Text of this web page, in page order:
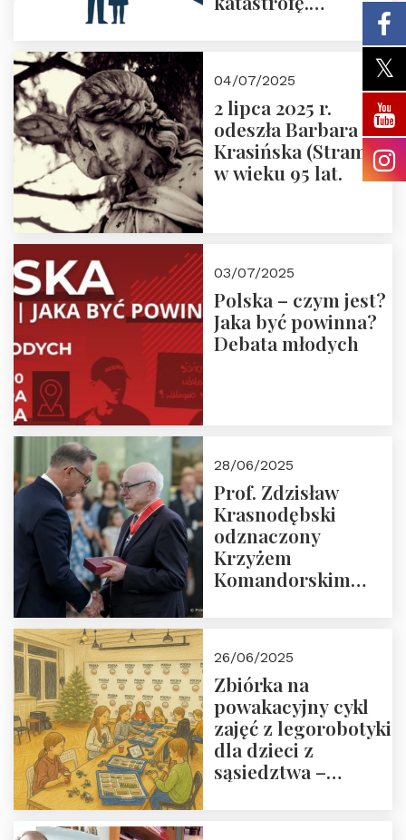
pierwsze spotkanie
Nowego
Ćwierćwiecza”
04/07/2025
2 lipca 2025 r.
odeszła Barbara
Krasińska (Stramik)
w wieku 95 lat.
03/07/2025
Polska – czym jest?
Jaka być powinna?
Debata młodych
28/06/2025
Prof. Zdzisław
Krasnodębski
odznaczony
Krzyżem
Komandorskim
26/06/2025
Zbiórka na
powakacyjny cykl
zajęć z legorobotyki
dla dzieci z
sąsiedztwa –